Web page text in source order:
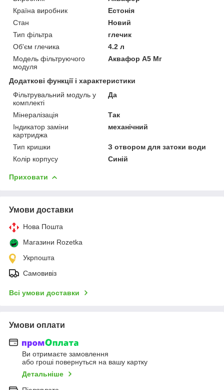
Країна виробник
Естонія
Стан
Новий
Тип фільтра
глечик
Об'єм глечика
4.2 л
Модель фільтруючого
модуля
Аквафор А5 Мг
Додаткові функції і характеристики
Фільтрувальний модуль у
комплекті
Да
Мінералізація
Так
Індикатор заміни
картриджа
механічний
Тип кришки
З отвором для затоки води
Колір корпусу
Синій
Приховати
Умови доставки
Нова Пошта
Магазини Rozetka
Укрпошта
Самовивіз
Всі умови доставки
Умови оплати
Ви отримаєте замовлення
або гроші повернуться на вашу картку
Детальніше